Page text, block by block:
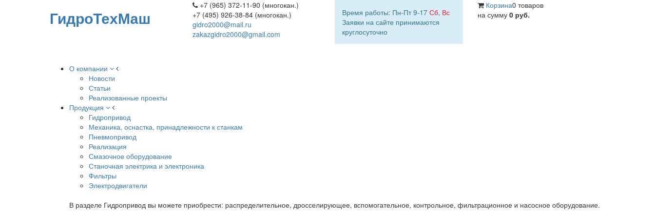
ГидроТехМаш
+7 (965) 372-11-90 (многокан.)
+7 (495) 926-38-84 (многокан.)
gidro2000@mail.ru
zakazgidro2000@gmail.com
Время работы: Пн-Пт 9-17 Сб, Вс
Заявки на сайте принимаются
круглосуточно
Корзина0 товаров
на сумму 0 руб.
О компании
Новости
Статьи
Реализованные проекты
Продукция
Гидропривод
Механика, оснастка, принадлежности к станкам
Пневмопривод
Реализация
Смазочное оборудование
Станочная электрика и электроника
Фильтры
Электродвигатели
В разделе Гидропривод вы можете приобрести: распределительное, дросселирующее, вспомогательное, контрольное, фильтрационное и насосное оборудование.